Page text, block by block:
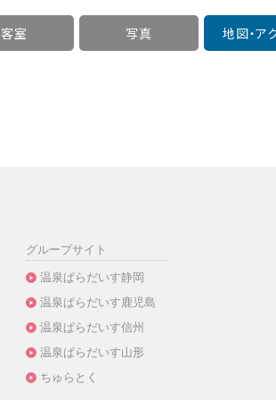
客室 写真 地図・ア
グループサイト
温泉ぱらだいす静岡
温泉ぱらだいす鹿児島
温泉ぱらだいす信州
温泉ぱらだいす山形
ちゅらとく